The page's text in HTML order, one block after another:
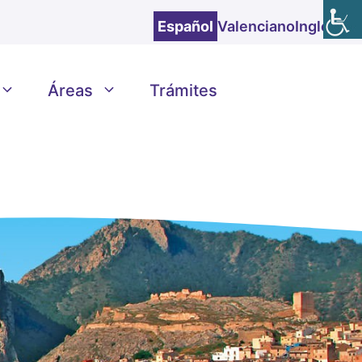
Español ValencianoInglés
Áreas Trámites